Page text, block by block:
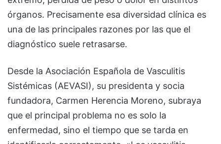
órganos. Precisamente esa diversidad clínica es
una de las principales razones por las que el
diagnóstico suele retrasarse.
Desde la Asociación Española de Vasculitis
Sistémicas (AEVASI), su presidenta y socia
fundadora, Carmen Herencia Moreno, subraya
que el principal problema no es solo la
enfermedad, sino el tiempo que se tarda en